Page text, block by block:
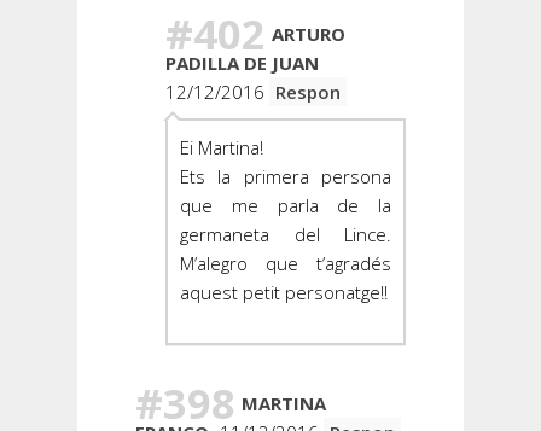
#402 ARTURO
PADILLA DE JUAN
12/12/2016 Respon
Ei Martina!
Ets la primera persona
que me parla de la
germaneta del Lince.
M’alegro que t’agradés
aquest petit personatge!!
#398 MARTINA